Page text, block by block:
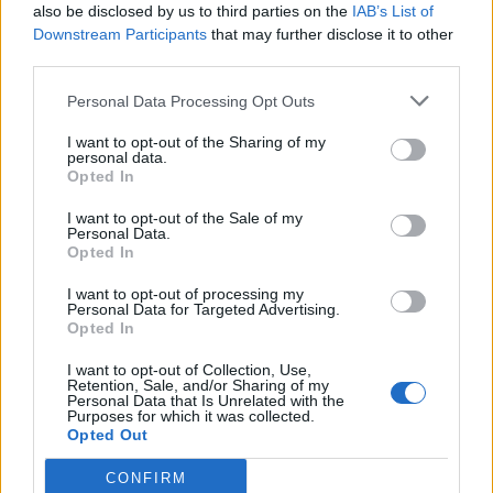
also be disclosed by us to third parties on the IAB’s List of
Downstream Participants that may further disclose it to other
Personal Data Processing Opt Outs
I want to opt-out of the Sharing of my
personal data.
Opted In
I want to opt-out of the Sale of my
Personal Data.
Opted In
I want to opt-out of processing my
Personal Data for Targeted Advertising.
Opted In
I want to opt-out of Collection, Use,
Retention, Sale, and/or Sharing of my
Personal Data that Is Unrelated with the
Purposes for which it was collected.
Opted Out
CONFIRM
Altri articoli che potrebbero piacerti